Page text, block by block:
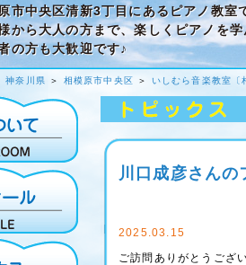
市中央区清新3丁目にあるピアノ教室
から大人の方まで、楽しくピアノを学
の方も大歓迎です♪
神奈川県 ＞ 相模原市中央区 ＞ いしむら音楽教室〔
川口成彦さん
2025.03.15
ご訪問ありがとうござ